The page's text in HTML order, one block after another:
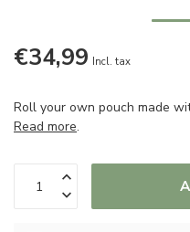
€34,99 Incl. tax
Roll your own pouch made
Read more.